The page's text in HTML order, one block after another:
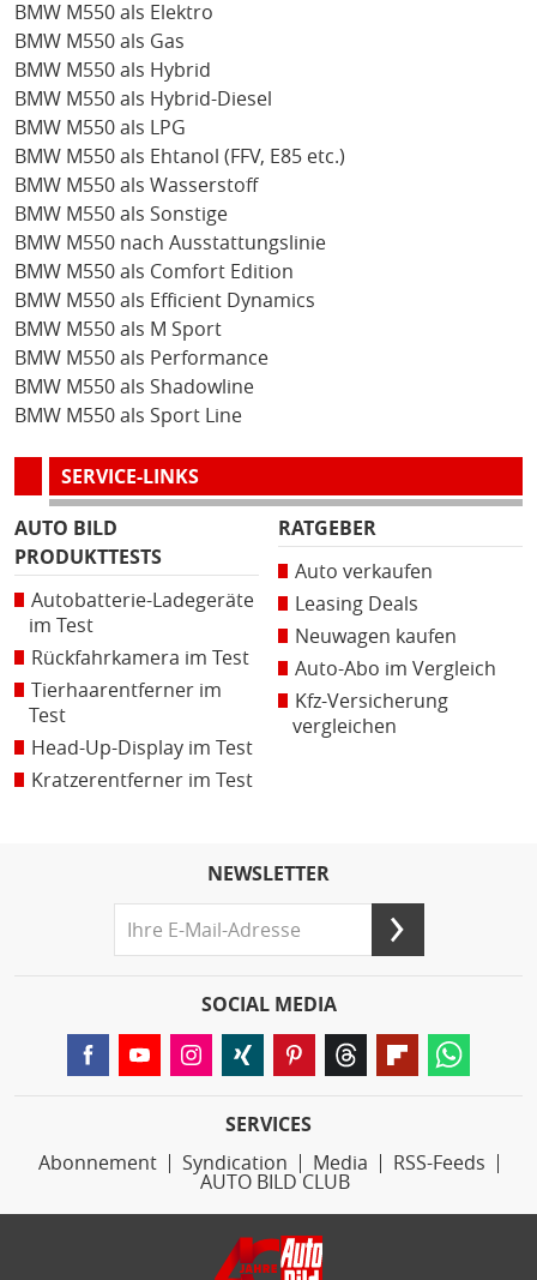
BMW M550 als Elektro
BMW M550 als Gas
BMW M550 als Hybrid
BMW M550 als Hybrid-Diesel
BMW M550 als LPG
BMW M550 als Ehtanol (FFV, E85 etc.)
BMW M550 als Wasserstoff
BMW M550 als Sonstige
BMW M550 nach Ausstattungslinie
BMW M550 als Comfort Edition
BMW M550 als Efficient Dynamics
BMW M550 als M Sport
BMW M550 als Performance
BMW M550 als Shadowline
BMW M550 als Sport Line
SERVICE-LINKS
AUTO BILD
PRODUKTTESTS
Autobatterie-Ladegeräte
im Test
Rückfahrkamera im Test
Tierhaarentferner im
Test
Head-Up-Display im Test
Kratzerentferner im Test
RATGEBER
Auto verkaufen
Leasing Deals
Neuwagen kaufen
Auto-Abo im Vergleich
Kfz-Versicherung
vergleichen
NEWSLETTER
SOCIAL MEDIA
SERVICES
Abonnement
Syndication Media
RSS-Feeds
AUTO BILD CLUB